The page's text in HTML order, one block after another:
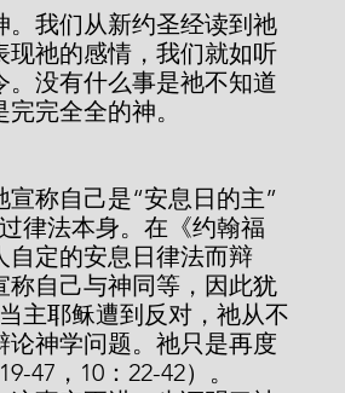
现祂的感情，我们就如听
。没有什么事是祂不知道
完全全的神。
律法本身。在《约翰福
自定的安息日律法而辩
称自己与神同等，因此犹
主耶稣遭到反对，祂从不
神学问题。祂只是再度
47，10：22-42）。